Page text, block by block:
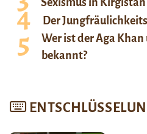
Der
Wer ist der Aga
bekannt?